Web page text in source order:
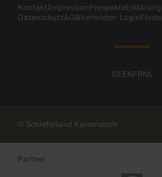
KontaktImpressumProspekte
DatenschutzAGBVermieter-Login
DEENFRNL
© Schieferland Kaisersesch
Partner